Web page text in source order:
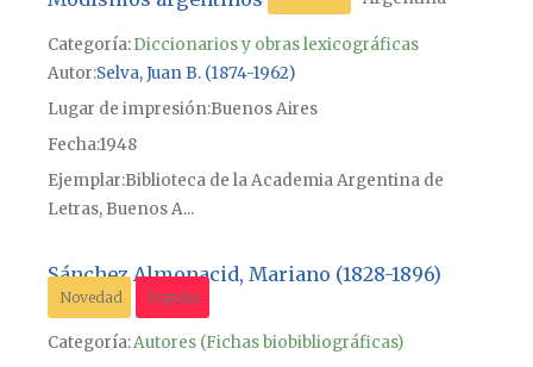
Categoría:Diccionarios y obras lexicográficas
Autor Selva, Juan B. (1874-1962)
Lugar de impresiónBuenos Aires
Fecha1948
Ejemplar Biblioteca de la Academia Argentina de
Letras, Buenos A...
Sánchez Almonacid, Mariano (1828-1896)
Novedad Popular
Categoría:Autores (Fichas biobibliográficas)